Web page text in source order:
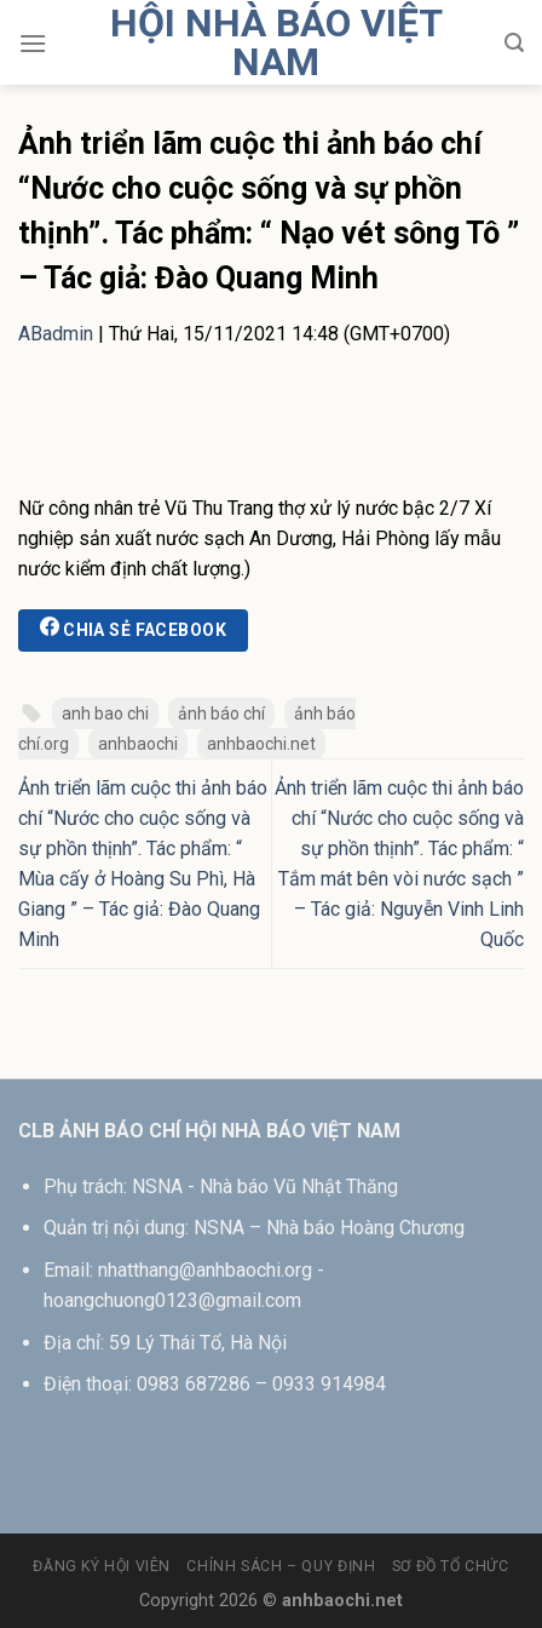
HỘI NHÀ BÁO VIỆT
NAM
Ảnh triển lãm cuộc thi ảnh báo chí
“Nước cho cuộc sống và sự phồn
thịnh”. Tác phẩm: “ Nạo vét sông Tô ”
– Tác giả: Đào Quang Minh
ABadmin | Thứ Hai, 15/11/2021 14:48 (GMT+0700)
Nữ công nhân trẻ Vũ Thu Trang thợ xử lý nước bậc 2/7 Xí
nghiệp sản xuất nước sạch An Dương, Hải Phòng lấy mẫu
nước kiểm định chất lượng.)
CHIA SẺ FACEBOOK
anh bao chi ảnh báo chí
ảnh báo
chí.org
anhbaochi anhbaochi.net
Ảnh triển lãm cuộc thi ảnh báo
chí “Nước cho cuộc sống và
sự phồn thịnh”. Tác phẩm: “
Mùa cấy ở Hoàng Su Phì, Hà
Giang ” – Tác giả: Đào Quang
Minh
Ảnh triển lãm cuộc thi ảnh báo
chí “Nước cho cuộc sống và
sự phồn thịnh”. Tác phẩm: “
Tắm mát bên vòi nước sạch ”
– Tác giả: Nguyễn Vinh Linh
Quốc
CLB ẢNH BÁO CHÍ HỘI NHÀ BÁO VIỆT NAM
Phụ trách: NSNA - Nhà báo Vũ Nhật Thăng
Quản trị nội dung: NSNA – Nhà báo Hoàng Chương
Email: nhatthang@anhbaochi.org -
hoangchuong0123@gmail.com
Địa chỉ: 59 Lý Thái Tổ, Hà Nội
Điện thoại: 0983 687286 – 0933 914984
ĐĂNG KÝ HỘI VIÊN CHÍNH SÁCH – QUY ĐỊNH SƠ ĐỒ TỔ CHỨC
Copyright 2026 © anhbaochi.net